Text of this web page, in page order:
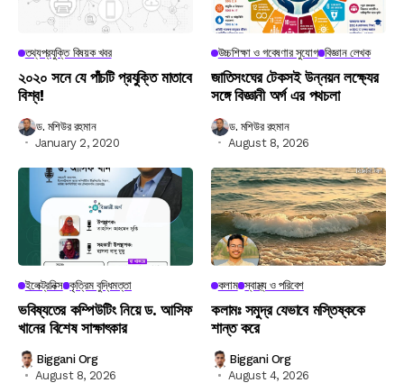
তথ্যপ্রযুক্তি বিষয়ক খবর
২০২০ সনে যে পাঁচটি প্রযুক্তি মাতাবে
বিশ্ব!
ড. মশিউর রহমান
January 2, 2020
উচ্চশিক্ষা ও গবেষণার সুযোগ বিজ্ঞান লেখক
জাতিসংঘের টেকসই উন্নয়ন লক্ষ্যের
সঙ্গে বিজ্ঞানী অর্গ এর পথচলা
ড. মশিউর রহমান
August 8, 2026
ইলেক্ট্রনিক্স কৃত্রিম বুদ্ধিমত্তা
ভবিষ্যতের কম্পিউটিং নিয়ে ড. আসিফ
খানের বিশেষ সাক্ষাৎকার
Biggani Org
August 8, 2026
কলাম স্বাস্থ্য ও পরিবেশ
কলামঃ সমুদ্র যেভাবে মস্তিষ্ককে
শান্ত করে
Biggani Org
August 4, 2026